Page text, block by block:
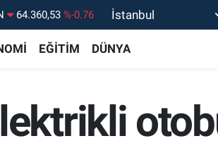
64.360,53 %-0.76
47,7069
%0.17
6618.49 %2.12
13.887 %64
İstanbul
EĞİTİM DÜNYA